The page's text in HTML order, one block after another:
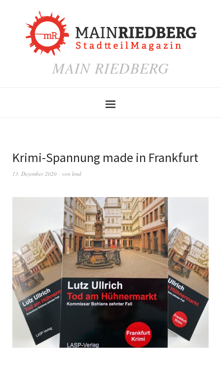
MAIN RIEDBERG
Krimi-Spannung made in Frankfurt
13. Dezember 2020 von kmd